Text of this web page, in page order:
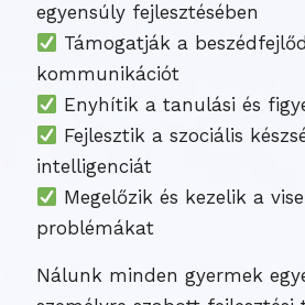
egyensúly fejlesztésében
Támogatják a
kommunikációt
Enyhítik a tanulási és
Fejlesztik a szociális
intelligenciát
Megelőzik és kezelik a
problémákat
Nálunk minden gyermek